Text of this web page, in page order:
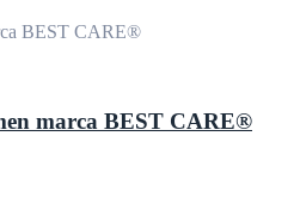
marca BEST CARE®